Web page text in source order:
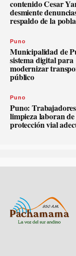
contenido Cesar
desmiente
respaldo de la
Puno
Municipalidad de
sistema digital para
modernizar
público
Puno
Puno:
limpieza laboran
protección vial